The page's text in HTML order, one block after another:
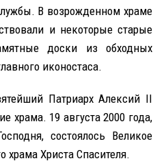
В возрожденном храме
и некоторые старые
доски из обходных
иконостаса.
Патриарх Алексий II
храма. 19 августа 2000 года,
состоялось Великое
храма Христа Спасителя.